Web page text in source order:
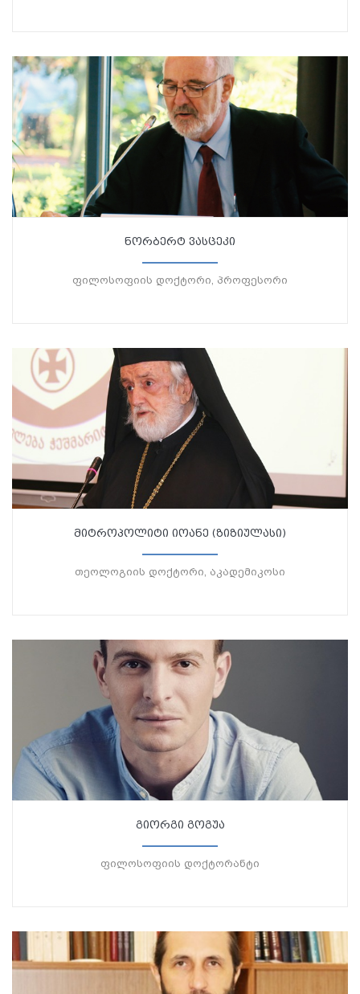
ნორბერტ ვასცეკი
ფილოსოფიის დოქტორი, პროფესორი
მიტროპოლიტი იოანე (ზიზიულასი)
თეოლოგიის დოქტორი, აკადემიკოსი
გიორგი გოგუა
ფილოსოფიის დოქტორანტი